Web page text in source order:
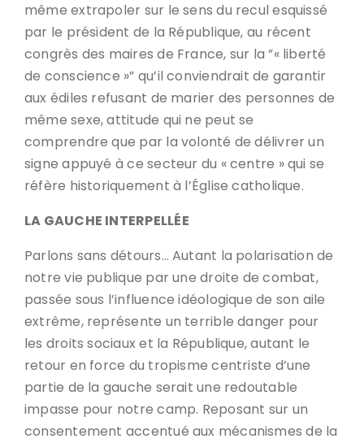
même extrapoler sur le sens du recul esquissé
par le président de la République, au récent
congrès des maires de France, sur la ”« liberté
de conscience »” qu’il conviendrait de garantir
aux édiles refusant de marier des personnes de
même sexe, attitude qui ne peut se
comprendre que par la volonté de délivrer un
signe appuyé à ce secteur du « centre » qui se
réfère historiquement à l’Église catholique.
LA GAUCHE INTERPELLÉE
Parlons sans détours… Autant la polarisation de
notre vie publique par une droite de combat,
passée sous l’influence idéologique de son aile
extrême, représente un terrible danger pour
les droits sociaux et la République, autant le
retour en force du tropisme centriste d’une
partie de la gauche serait une redoutable
impasse pour notre camp. Reposant sur un
consentement accentué aux mécanismes de la